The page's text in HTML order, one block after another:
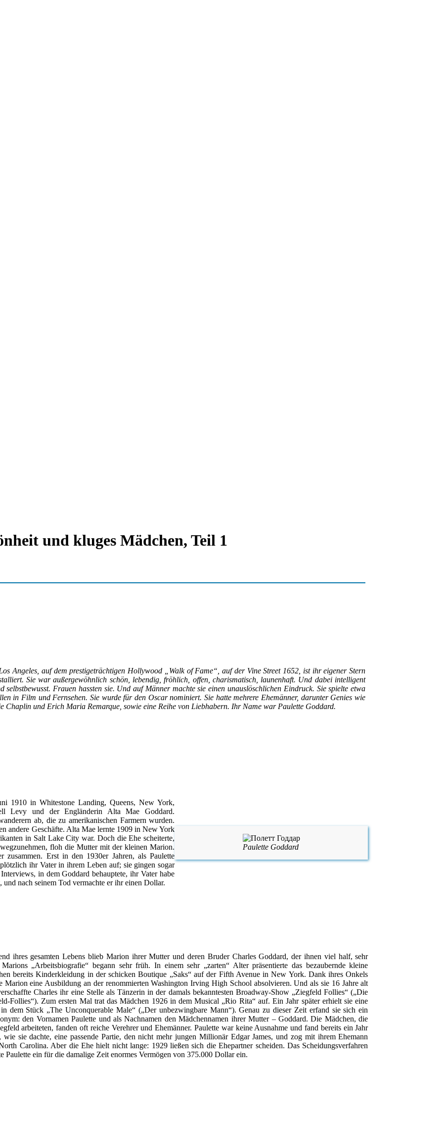
und kluges Mädchen, Teil 1
Angeles, auf dem prestigeträchtigen Hollywood „Walk of Fame“, auf der Vine Street 1652, ist ihr eigener Stern
Sie war außergewöhnlich schön, lebendig, fröhlich, offen, charismatisch, launenhaft. Und dabei intelligent
selbstbewusst. Frauen hassten sie. Und auf Männer machte sie einen unauslöschlichen Eindruck. Sie spielte etwa
in Film und Fernsehen. Sie wurde für den Oscar nominiert. Sie hatte mehrere Ehemänner, darunter Genies wie
Chaplin und Erich Maria Remarque, sowie eine Reihe von Liebhabern. Ihr Name war Paulette Goddard.
1910 in Whitestone Landing, Queens, New York,
Levy und der Engländerin Alta Mae Goddard.
ab, die zu amerikanischen Farmern wurden.
andere Geschäfte. Alta Mae lernte 1909 in New York
in Salt Lake City war. Doch die Ehe scheiterte,
floh die Mutter mit der kleinen Marion.
Erst in den 1930er Jahren, als Paulette
ihr Vater in ihrem Leben auf; sie gingen sogar
in dem Goddard behauptete, ihr Vater habe
nach seinem Tod vermachte er ihr einen Dollar.
Paulette Goddard
ihres gesamten Lebens blieb Marion ihrer Mutter und deren Bruder Charles Goddard, der ihnen viel half, sehr
Marions „Arbeitsbiografie“ begann sehr früh. In einem sehr „zarten“ Alter präsentierte das bezaubernde kleine
bereits Kinderkleidung in der schicken Boutique „Saks“ auf der Fifth Avenue in New York. Dank ihres Onkels
Marion eine Ausbildung an der renommierten Washington Irving High School absolvieren. Und als sie 16 Jahre alt
Charles ihr eine Stelle als Tänzerin in der damals bekanntesten Broadway-Show „Ziegfeld Follies“ („Die
Follies“). Zum ersten Mal trat das Mädchen 1926 in dem Musical „Rio Rita“ auf. Ein Jahr später erhielt sie eine
dem Stück „The Unconquerable Male“ („Der unbezwingbare Mann“). Genau zu dieser Zeit erfand sie sich ein
den Vornamen Paulette und als Nachnamen den Mädchennamen ihrer Mutter – Goddard. Die Mädchen, die
arbeiteten, fanden oft reiche Verehrer und Ehemänner. Paulette war keine Ausnahme und fand bereits ein Jahr
wie sie dachte, eine passende Partie, den nicht mehr jungen Millionär Edgar James, und zog mit ihrem Ehemann
Carolina. Aber die Ehe hielt nicht lange: 1929 ließen sich die Ehepartner scheiden. Das Scheidungsverfahren
Paulette ein für die damalige Zeit enormes Vermögen von 375.000 Dollar ein.